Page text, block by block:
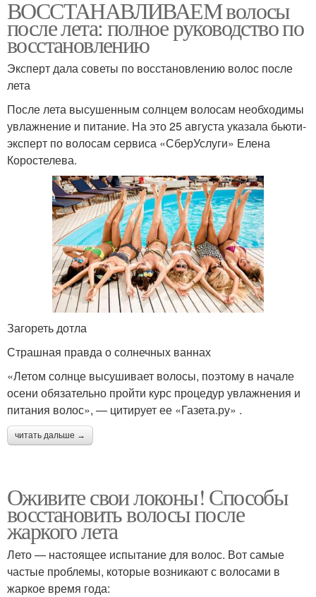
ВОССТАНАВЛИВАЕМ волосы
после лета: полное руководство по
восстановлению
Эксперт дала советы по восстановлению волос после
лета
После лета высушенным солнцем волосам необходимы
увлажнение и питание. На это 25 августа указала бьюти-
эксперт по волосам сервиса «СберУслуги» Елена
Коростелева.
Загореть дотла
Страшная правда о солнечных ваннах
«Летом солнце высушивает волосы, поэтому в начале
осени обязательно пройти курс процедур увлажнения и
питания волос», — цитирует ее «Газета.ру» .
читать дальше →
Оживите свои локоны! Способы
восстановить волосы после
жаркого лета
Лето — настоящее испытание для волос. Вот самые
частые проблемы, которые возникают с волосами в
жаркое время года: